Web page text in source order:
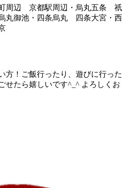
周辺 京都駅周辺・烏丸五条 祇
丸御池・四条烏丸 四条大宮・西
方！ご飯行ったり、遊びに行った
せたら嬉しいです^_^ よろしくお